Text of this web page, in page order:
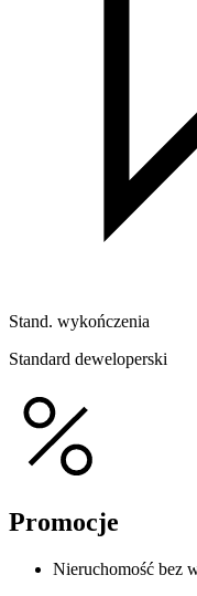
Stand. wykończenia
Standard deweloperski
Promocje
Nieruchomość bez